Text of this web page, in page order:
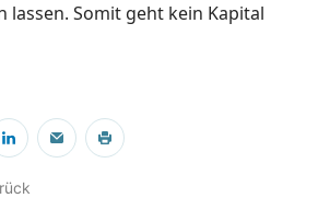
Somit geht kein Kapital